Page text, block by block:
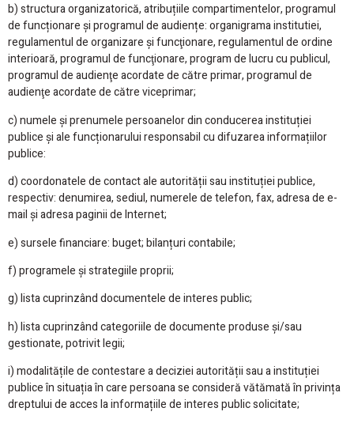
b) structura organizatorică, atribuțiile compartimentelor, programul
de funcționare și programul de audiențe: organigrama institutiei,
regulamentul de organizare şi funcţionare, regulamentul de ordine
interioară​, programul de funcţionare, program de lucru cu publicul,
programul de audienţe acordate de către primar, programul de
audienţe acordate de către viceprimar;
c) numele şi prenumele persoanelor din conducerea instituției
publice și ale funcționarului responsabil cu difuzarea informațiilor
publice:
d) coordonatele de contact ale autorității sau instituției publice,
respectiv: denumirea, sediul, numerele de telefon, fax, adresa de e-
mail și adresa paginii de Internet;
e) sursele financiare: buget; bilanțuri contabile;
f) programele și strategiile proprii;
g) lista cuprinzând documentele de interes public;
h) lista cuprinzând categoriile de documente produse și/sau
gestionate, potrivit legii;
i) modalitățile de contestare a deciziei autorității sau a instituției
publice în situația în care persoana se consideră vătămată în privința
dreptului de acces la informațiile de interes public solicitate;